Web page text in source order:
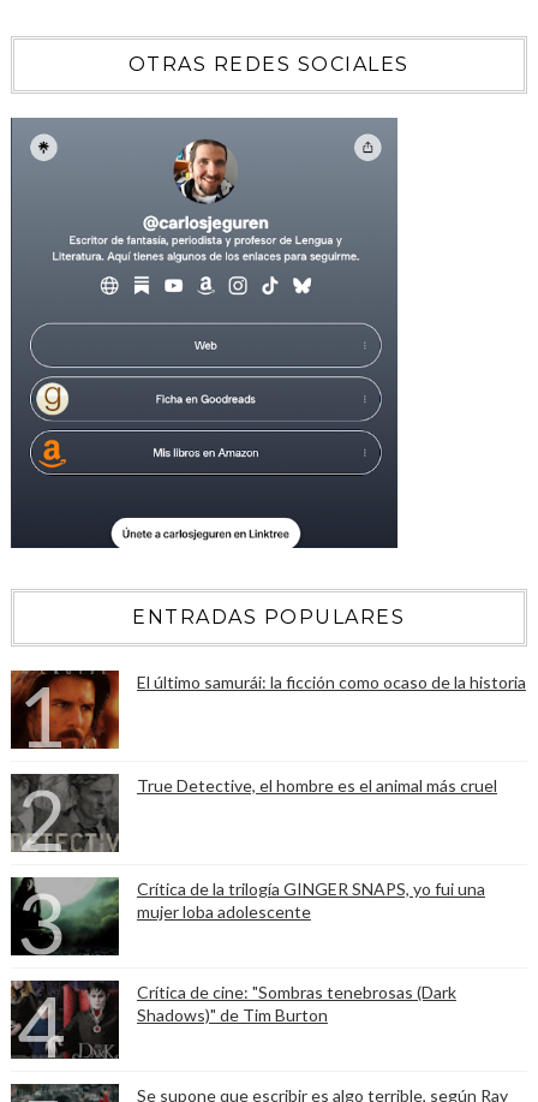
OTRAS REDES SOCIALES
ENTRADAS POPULARES
El último samurái: la ficción como ocaso de la historia
True Detective, el hombre es el animal más cruel
Crítica de la trilogía GINGER SNAPS, yo fui una
mujer loba adolescente
Crítica de cine: "Sombras tenebrosas (Dark
Shadows)" de Tim Burton
Se supone que escribir es algo terrible, según Ray